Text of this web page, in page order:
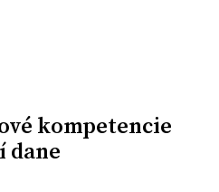
kompetencie
dane